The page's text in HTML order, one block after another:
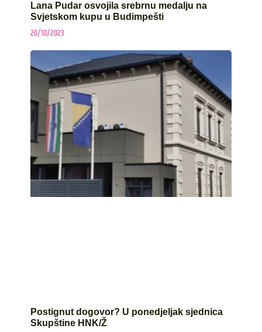
Lana Pudar osvojila srebrnu medalju na
Svjetskom kupu u Budimpešti
20/10/2023
Postignut dogovor? U ponedjeljak sjednica
Skupštine HNK/Ž